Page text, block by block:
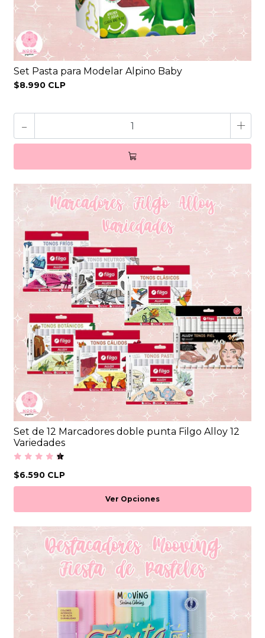
Set Pasta para Modelar Alpino Baby
$8.990 CLP
- +
Set de 12 Marcadores doble punta Filgo Alloy 12
Variedades
$6.590 CLP
Ver Opciones